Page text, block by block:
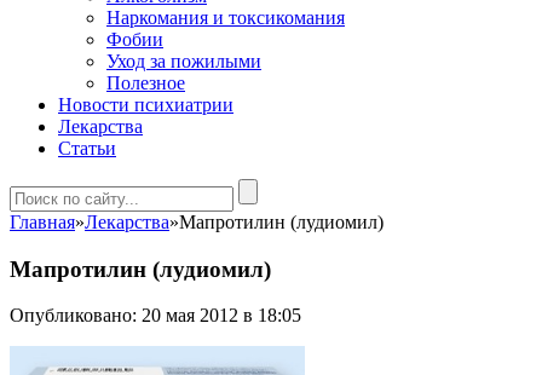
Наркомания и токсикомания
Фобии
Уход за пожилыми
Полезное
Новости психиатрии
Лекарства
Статьи
Главная»Лекарства»Мапротилин (лудиомил)
Мапротилин (лудиомил)
Опубликовано: 20 мая 2012 в 18:05